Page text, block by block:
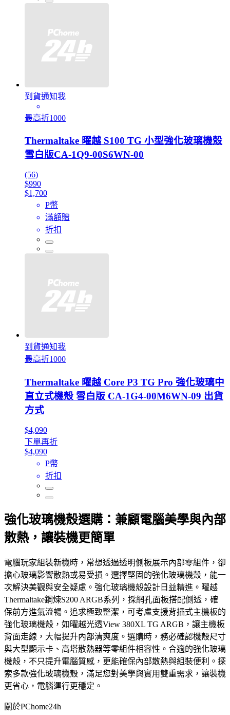
到貨通知我
最高折1000
Thermaltake 曜越 S100 TG 小型強化玻璃機殼
雪白版CA-1Q9-00S6WN-00
(56)
$990
$1,700
P幣
滿額贈
折扣
到貨通知我
最高折1000
Thermaltake 曜越 Core P3 TG Pro 強化玻璃中
直立式機殼 雪白版 CA-1G4-00M6WN-09 出貨
方式
$4,090
下單再折
$4,090
P幣
折扣
強化玻璃機殼選購：兼顧電腦美學與內部
散熱，讓裝機更簡單
電腦玩家組裝新機時，常想透過透明側板展示內部零組件，卻
擔心玻璃影響散熱或易受損。選擇堅固的強化玻璃機殼，能一
次解決美觀與安全疑慮。強化玻璃機殼設計日益精進。曜越
Thermaltake鋼煉S200 ARGB系列，採網孔面板搭配側透，確
保前方進氣流暢。追求極致整潔，可考慮支援背插式主機板的
強化玻璃機殼，如曜越光透View 380XL TG ARGB，讓主機板
背面走線，大幅提升內部清爽度。選購時，務必確認機殼尺寸
與大型顯示卡、高塔散熱器等零組件相容性。合適的強化玻璃
機殼，不只提升電腦質感，更能確保內部散熱與組裝便利。探
索多款強化玻璃機殼，滿足您對美學與實用雙重需求，讓裝機
更省心，電腦運行更穩定。
關於PChome24h